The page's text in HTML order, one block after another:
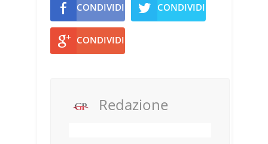
CONDIVIDI CONDIVIDI
CONDIVIDI
Redazione